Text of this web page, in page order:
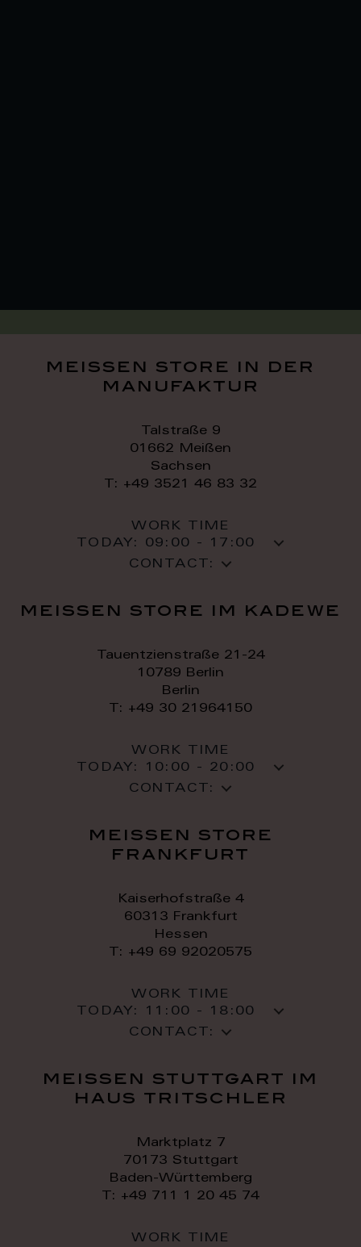
meissen store in der
manufaktur
Talstraße 9
01662 Meißen
Sachsen
T: +49 3521 46 83 32
WORK TIME
TODAY: 09:00 - 17:00
CONTACT:
meissen store im kadewe
Tauentzienstraße 21-24
10789 Berlin
Berlin
T: +49 30 21964150
WORK TIME
TODAY:
10:00 - 20:00
CONTACT:
meissen store
frankfurt
Kaiserhofstraße 4
60313 Frankfurt
Hessen
T: +49 69 92020575
WORK TIME
TODAY:
11:00 - 18:00
CONTACT:
meissen stuttgart im
haus tritschler
Marktplatz 7
70173 Stuttgart
Baden-Württemberg
T: +49 711 1 20 45 74
WORK TIME